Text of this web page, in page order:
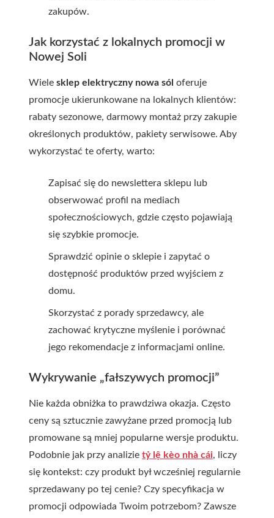
zakupów.
Jak korzystać z lokalnych promocji w
Nowej Soli
Wiele sklep elektryczny nowa sól oferuje
promocje ukierunkowane na lokalnych klientów:
rabaty sezonowe, darmowy montaż przy zakupie
określonych produktów, pakiety serwisowe. Aby
wykorzystać te oferty, warto:
Zapisać się do newslettera sklepu lub
obserwować profil na mediach
społecznościowych, gdzie często pojawiają
się szybkie promocje.
Sprawdzić opinie o sklepie i zapytać o
dostępność produktów przed wyjściem z
domu.
Skorzystać z porady sprzedawcy, ale
zachować krytyczne myślenie i porównać
jego rekomendacje z informacjami online.
Wykrywanie „fałszywych promocji”
Nie każda obniżka to prawdziwa okazja. Często
ceny są sztucznie zawyżane przed promocją lub
promowane są mniej popularne wersje produktu.
Podobnie jak przy analizie tỷ lệ kèo nhà cái, liczy
się kontekst: czy produkt był wcześniej regularnie
sprzedawany po tej cenie? Czy specyfikacja w
promocji odpowiada Twoim potrzebom? Zawsze